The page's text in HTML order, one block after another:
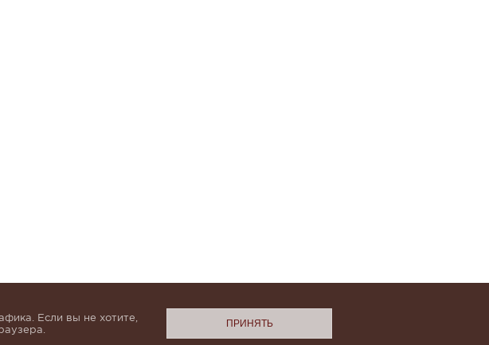
Если вы не хотите,
ПРИНЯТЬ